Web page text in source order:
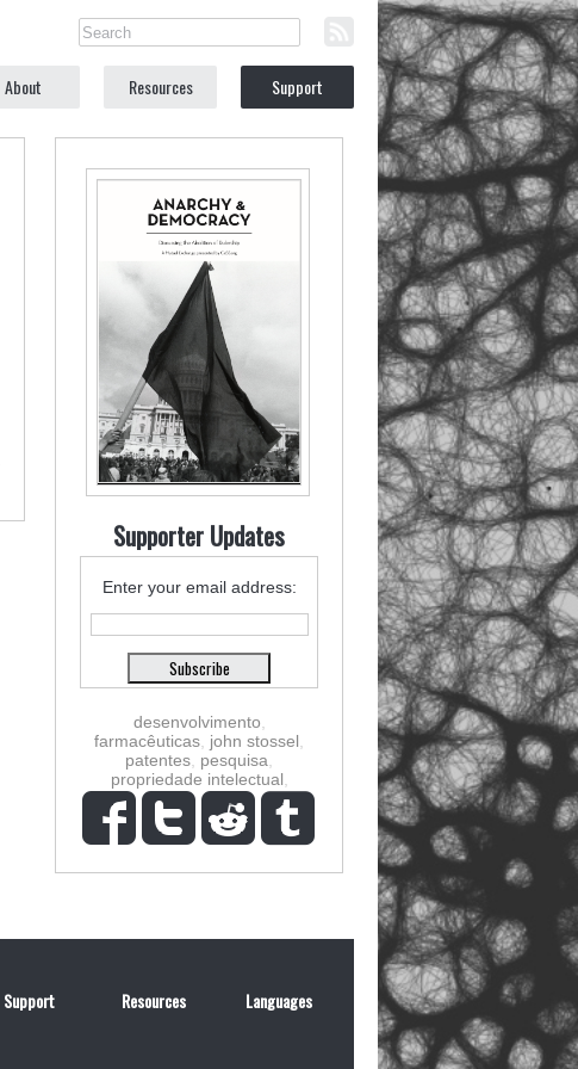
About Resources Support
Supporter Updates
Enter your email address:
desenvolvimento
farmacêuticas john stossel
patentes pesquisa
propriedade intelectual
Support Resources Languages